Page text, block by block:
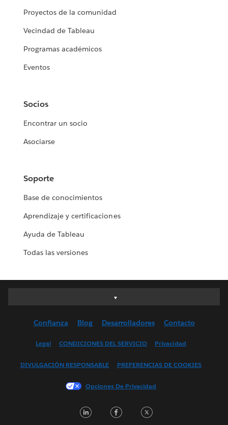
Proyectos de la comunidad
Vecindad de Tableau
Programas académicos
Eventos
Socios
Encontrar un socio
Asociarse
Soporte
Base de conocimientos
Aprendizaje y certificaciones
Ayuda de Tableau
Todas las versiones
Deutsch
English (US)
Français (France)
한국어
Confianza Blog Desarrolladores Contacto
Legal CONDICIONES DEL SERVICIO Privacidad
DIVULGACIÓN RESPONSABLE PREFERENCIAS DE COOKIES
Opciones De Privacidad
LinkedInFacebook